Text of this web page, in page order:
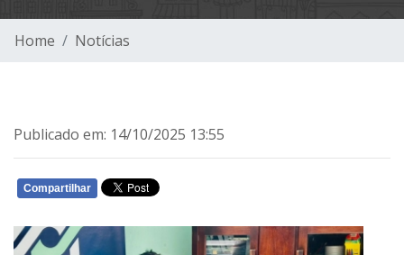
Home Notícias
Publicado em: 14/10/2025 13:55
Compartilhar